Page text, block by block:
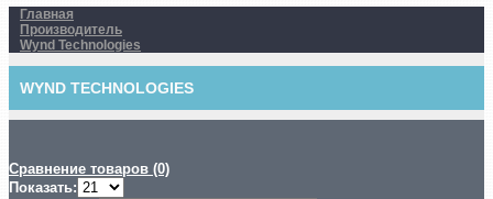
Главная
Производитель
Wynd Technologies
WYND TECHNOLOGIES
Сравнение товаров (0)
Показать: